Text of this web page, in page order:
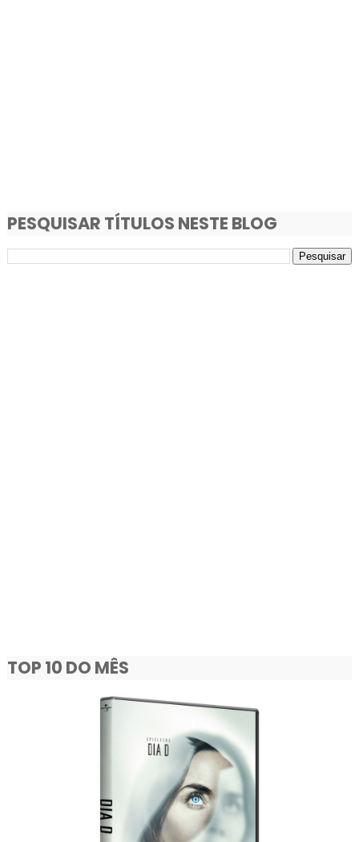
PESQUISAR TÍTULOS NESTE BLOG
TOP 10 DO MÊS